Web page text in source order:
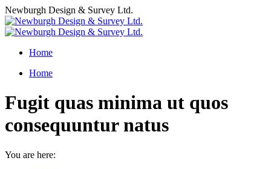
Skip
to
content
Newburgh Design & Survey Ltd.
Home
Home
Fugit quas minima ut quos
consequuntur natus
You are here: